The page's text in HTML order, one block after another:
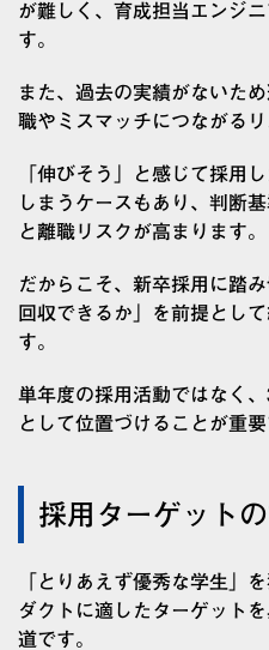
が難しく、育成担当エンジ
す。
また、過去の実績がないた
職やミスマッチにつながるリ
「伸びそう」と感じて採用
しまうケースもあり、判断
と離職リスクが高まります。
だからこそ、新卒採用に踏
回収できるか」を前提とし
す。
単年度の採用活動ではなく
として位置づけることが重要
採用ターゲット
「とりあえず優秀な学生」
ダクトに適したターゲット
道です。